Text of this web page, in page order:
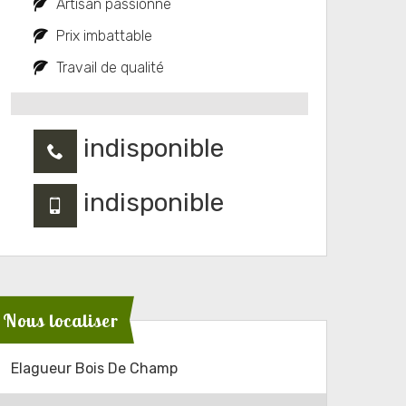
Artisan passionné
Prix imbattable
Travail de qualité
indisponible
indisponible
Nous localiser
Elagueur Bois De Champ